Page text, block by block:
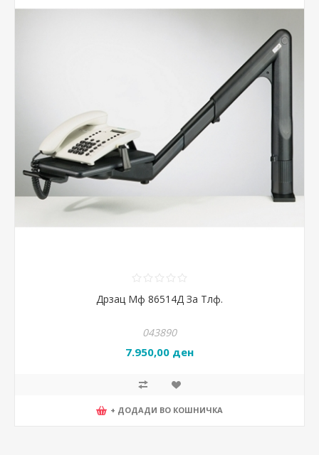
Дрзац Мф 86514Д За Тлф.
043890
7.950,00 ден
+ ДОДАДИ ВО КОШНИЧКА